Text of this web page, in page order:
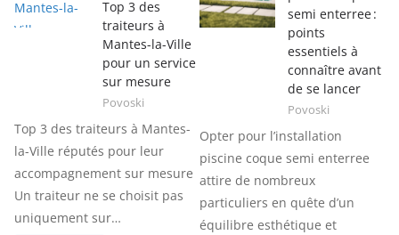
Top 3 des
traiteurs à
Mantes-la-Ville
pour un service
sur mesure
Povoski
Top 3 des traiteurs à Mantes-
la-Ville réputés pour leur
accompagnement sur mesure
Un traiteur ne se choisit pas
uniquement sur…
semi enterree :
points
essentiels à
connaître avant
de se lancer
Povoski
Opter pour l’installation
piscine coque semi enterree
attire de nombreux
particuliers en quête d’un
équilibre esthétique et